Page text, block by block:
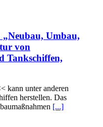
Umbau,
von
Tankschiffen,
kann unter anderen
herstellen. Das
[...]